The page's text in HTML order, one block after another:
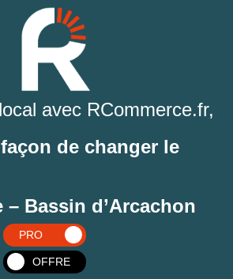
avec RCommerce.fr,
de changer le
– Bassin d’Arcachon
PRO
OFFRE